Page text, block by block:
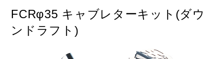
HUSQVANA KTM MOTO GUZZI
TRIUMPH
FCRφ35 キャブレターキット(ダウ
ンドラフト)